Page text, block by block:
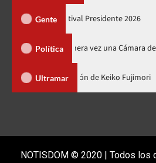
Gente
Guerra se suma al cartel Festival
Política
por primera vez una Cámara de Diputados
Ultramar
no fue a la toma de posesión de
NOTISDOM © 2020 | Todos los